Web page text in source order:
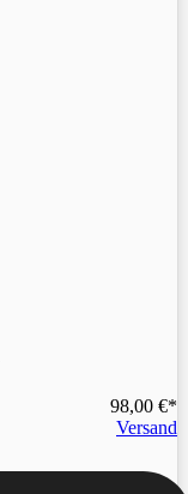
98,00 €
Versand